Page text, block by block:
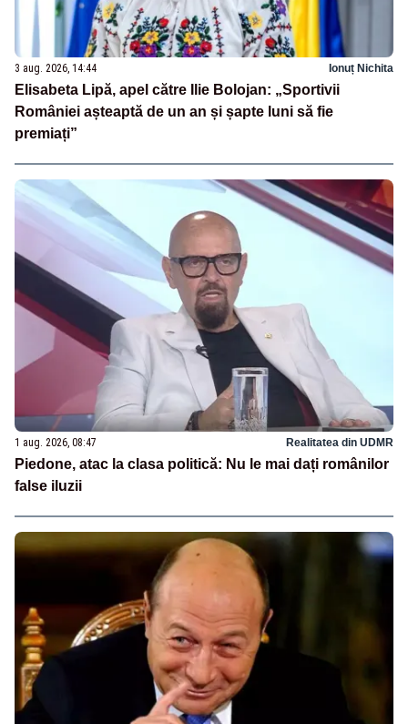
3 aug. 2026, 14:44 Ionuț Nichita
Elisabeta Lipă, apel către Ilie Bolojan: „Sportivii
României așteaptă de un an și șapte luni să fie
premiați”
1 aug. 2026, 08:47 Realitatea din UDMR
Piedone, atac la clasa politică: Nu le mai dați românilor
false iluzii